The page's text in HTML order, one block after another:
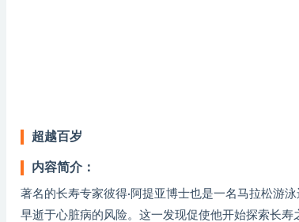
超越百岁
内容简介：
著名的长寿专家彼得·阿提亚博士也是一名马拉松游
早逝于心脏病的风险。这一发现促使他开始探索长